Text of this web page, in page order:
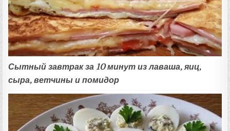
Сытный завтрак за 10 минут из лаваша, яиц,
сыра, ветчины и помидор